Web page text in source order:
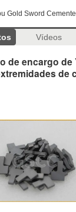
Gold Sword
Vídeos
de encargo de
de